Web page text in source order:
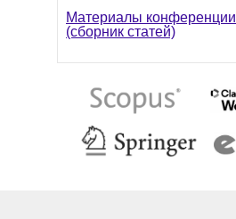
СМатериалы конференции
(сборник статей)